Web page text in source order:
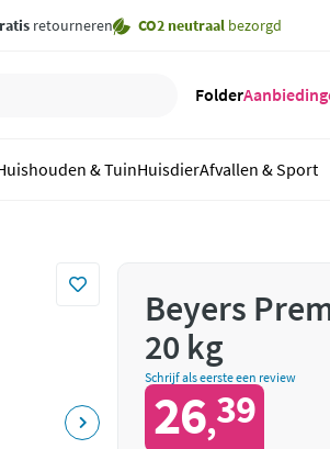
retourneren CO2 neutraal bezorgd
Folder
& TuinHuisdierAfvallen & Sport
Beyers
20 kg
Schrijf als eerste een review
26,39